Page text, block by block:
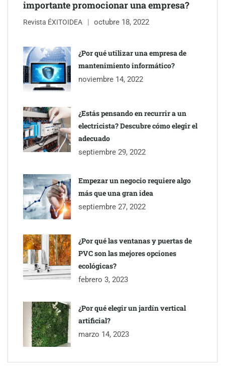
inmobiliarios: hasta 82% de ahorro por cobro
Gestoría Online reduce a unas horas el alta de autónomo
importante promocionar una empresa?
Revista ÉXITOIDEA octubre 18, 2022
¿Por qué utilizar una empresa de
mantenimiento informático?
noviembre 14, 2022
¿Estás pensando en recurrir a un
electricista? Descubre cómo elegir el
adecuado
septiembre 29, 2022
Empezar un negocio requiere algo
más que una gran idea
septiembre 27, 2022
¿Por qué las ventanas y puertas de
PVC son las mejores opciones
ecológicas?
febrero 3, 2023
¿Por qué elegir un jardín vertical
artificial?
marzo 14, 2023